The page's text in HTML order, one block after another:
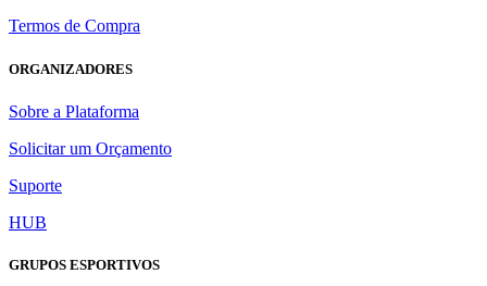
Termos de Compra
ORGANIZADORES
Sobre a Plataforma
Solicitar um Orçamento
Suporte
HUB
GRUPOS ESPORTIVOS